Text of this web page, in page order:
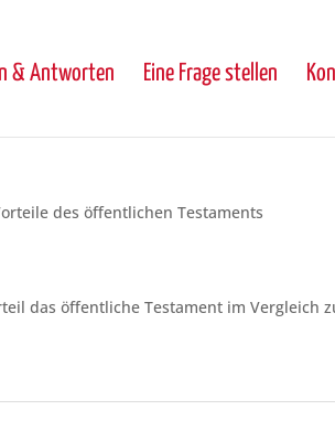
& Antworten Eine Frage stellen
des öffentlichen Testaments
das öffentliche Testament im Vergleich